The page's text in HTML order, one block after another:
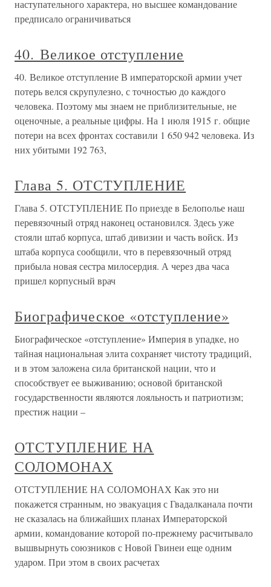
наступательного характера, но высшее командование
предписало ограничиваться
40. Великое отступление
40. Великое отступление В императорской армии учет
потерь велся скрупулезно, с точностью до каждого
человека. Поэтому мы знаем не приблизительные, не
оценочные, а реальные цифры. На 1 июля 1915 г. общие
потери на всех фронтах составили 1 650 942 человека. Из
них убитыми 192 763,
Глава 5. ОТСТУПЛЕНИЕ
Глава 5. ОТСТУПЛЕНИЕ По приезде в Белополье наш
перевязочный отряд наконец остановился. Здесь уже
стояли штаб корпуса, штаб дивизии и часть войск. Из
штаба корпуса сообщили, что в перевязочный отряд
прибыла новая сестра милосердия. А через два часа
пришел корпусный врач
Биографическое «отступление»
Биографическое «отступление» Империя в упадке, но
тайная национальная элита сохраняет чистоту традиций,
и в этом заложена сила британской нации, что и
способствует ее выживанию; основой британской
государственности являются лояльность и патриотизм;
престиж нации –
ОТСТУПЛЕНИЕ НА
СОЛОМОНАХ
ОТСТУПЛЕНИЕ НА СОЛОМОНАХ Как это ни
покажется странным, но эвакуация с Гвадалканала почти
не сказалась на ближайших планах Императорской
армии, командование которой по-прежнему расчитывало
вышвырнуть союзников с Новой Гвинеи еще одним
ударом. При этом в своих расчетах